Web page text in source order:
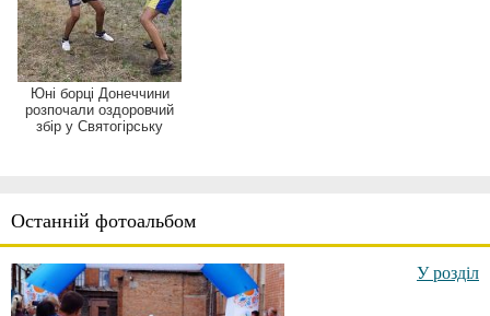
Останній фотоальбом
У розділ
Юні борці Донеччини
розпочали оздоровчий
збір у Святогірську